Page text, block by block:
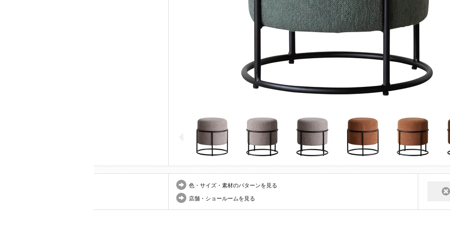
色・サイズ・素材のパターンを見る
店舗・ショールームを見る